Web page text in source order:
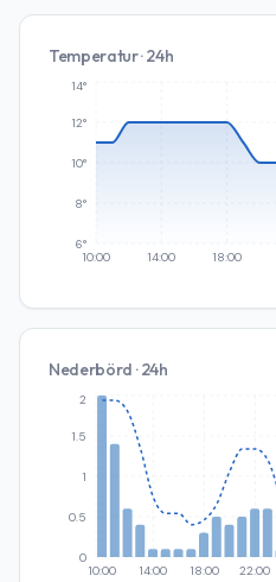
Temperatur · 24h
10:00 14:00 18:00
6°
8°
10°
12°
14°
Nederbörd · 24h
10:00 14:00 18:00 22:00
0
0.5
1
1.5
2